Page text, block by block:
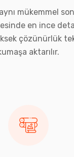
mükemmel
en ince
çözünürlük
aktarılır.